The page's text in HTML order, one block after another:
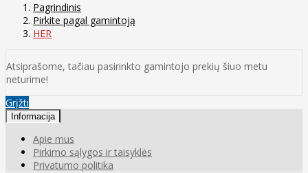
Pagrindinis
Pirkite pagal gamintoją
HER
Atsiprašome, tačiau pasirinkto gamintojo prekių šiuo metu
neturime!
Grįžti
Informacija
Apie mus
Pirkimo sąlygos ir taisyklės
Privatumo politika